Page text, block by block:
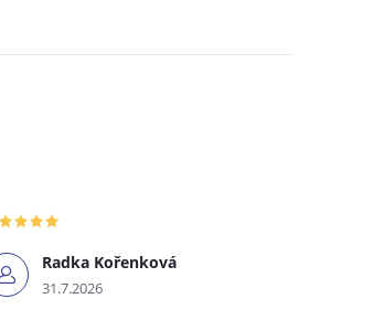
Radka Kořenková
31.7.2026